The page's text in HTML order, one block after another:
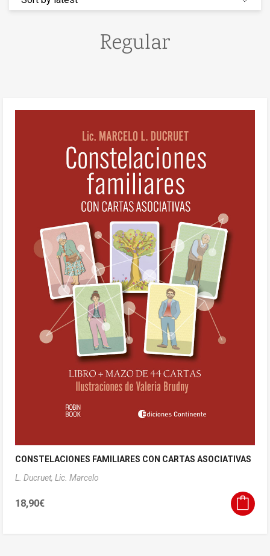
Regular
CONSTELACIONES FAMILIARES CON CARTAS ASOCIATIVAS
L. Ducruet, Lic. Marcelo
18,90€